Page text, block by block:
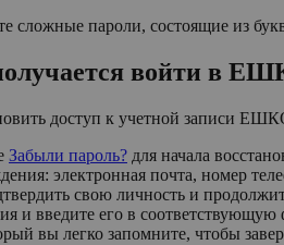
сложные пароли, состоящие из
войти в
доступ к учетной записи
Забыли пароль? для начала
электронная почта, номер
свою личность и
и введите его в соответствующую
вы легко запомните, чтобы